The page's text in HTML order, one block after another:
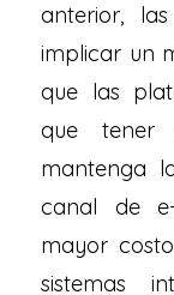
anterior,
implicar un
que las
que
mantenga
canal de
mayor
sistemas